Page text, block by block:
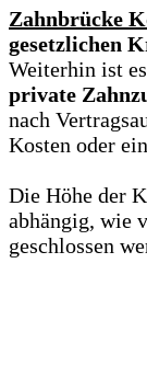
Zahnbrücke
gesetzlichen
Weiterhin ist
private
nach
Kosten oder
Die Höhe der
abhängig, wie
geschlossen